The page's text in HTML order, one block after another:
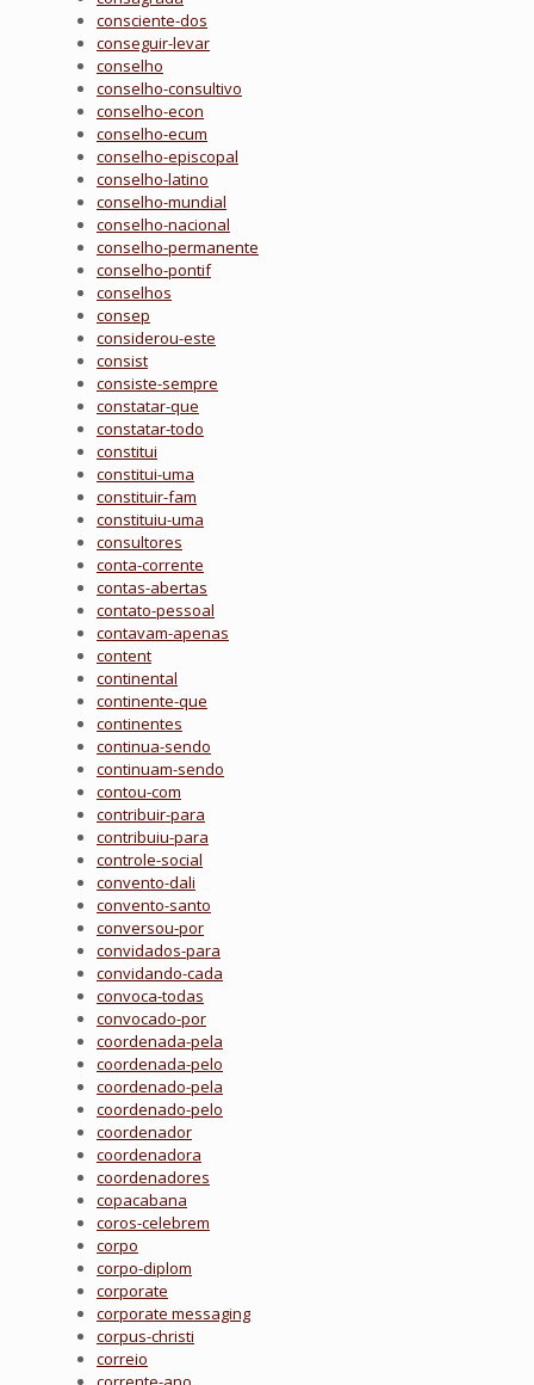
consciente-dos
conseguir-levar
conselho
conselho-consultivo
conselho-econ
conselho-ecum
conselho-episcopal
conselho-latino
conselho-mundial
conselho-nacional
conselho-permanente
conselho-pontif
conselhos
consep
considerou-este
consist
consiste-sempre
constatar-que
constatar-todo
constitui
constitui-uma
constituir-fam
constituiu-uma
consultores
conta-corrente
contas-abertas
contato-pessoal
contavam-apenas
content
continental
continente-que
continentes
continua-sendo
continuam-sendo
contou-com
contribuir-para
contribuiu-para
controle-social
convento-dali
convento-santo
conversou-por
convidados-para
convidando-cada
convoca-todas
convocado-por
coordenada-pela
coordenada-pelo
coordenado-pela
coordenado-pelo
coordenador
coordenadora
coordenadores
copacabana
coros-celebrem
corpo
corpo-diplom
corporate
corporate messaging
corpus-christi
correio